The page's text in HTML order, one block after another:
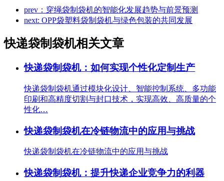
prev：穿绳袋制袋机的智能化发展趋势与前景预测
next: OPP袋塑料袋制袋机与绿色包装的共同发展
快递袋制袋机相关文章
快递袋制袋机：如何实现个性化定制生产
快递袋制袋机通过模块化设计、智能控制系统、多功能
印刷和高精度切割与封口技术，实现高效、高质量的个
性化…
快递袋制袋机在冷链物流中的应用与挑战
快递袋制袋机在冷链物流中的应用与挑战
快递袋制袋机：提升快递企业竞争力的利器